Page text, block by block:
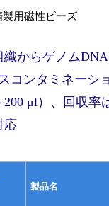
用磁性ビーズ
からゲノム
コンタミネーシ
μl）、回収率
応
製品名